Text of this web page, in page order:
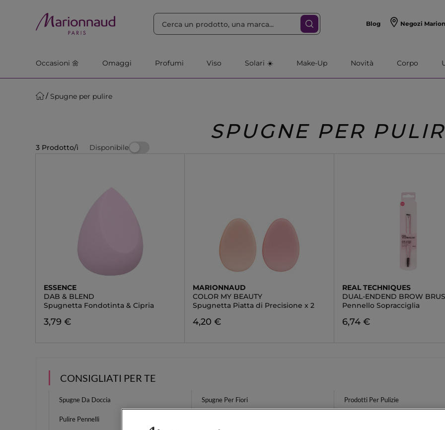
Blog Negozi
Occasioni 🌼 Omaggi Profumi Viso Solari ☀️ Make-Up Novità Corpo
Spugne per pulire
SPUGNE PER
3 Prodotto/i Disponibile
ESSENCE
DAB & BLEND
Spugnetta Fondotinta & Cipria
3,79 €
MARIONNAUD
COLOR MY BEAUTY
Spugnetta Piatta di Precisione x 2
4,20 €
REAL TECHNIQUES
DUAL-ENDEND BROW
Pennello Sopracciglia
6,74 €
CONSIGLIATI PER TE
Spugne Da Doccia Spugne Per Fiori Prodotti Per Pulizie
Pulire Pennelli